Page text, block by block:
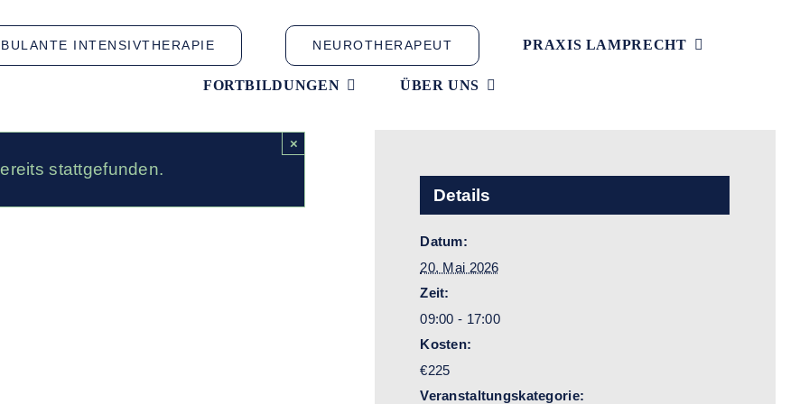
INTENSIVTHERAPIE NEUROTHERAPEUT PRAXIS LAMPRECHT
FORTBILDUNGEN ÜBER UNS
stattgefunden.
×
Details
Datum:
20. Mai 2026
Zeit:
09:00 - 17:00
Kosten:
€225
Veranstaltungskategorie: